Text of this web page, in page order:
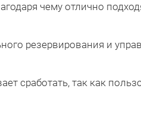
чему отлично
резервирования и
сработать, так как